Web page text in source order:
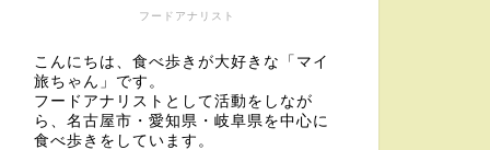
フードアナリスト
こんにちは、食べ歩きが大好きな「マイ
旅ちゃん」です。
フードアナリストとして活動をしなが
ら、名古屋市・愛知県・岐阜県を中心に
食べ歩きをしています。